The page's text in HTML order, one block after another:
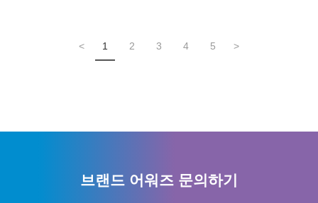
로 모든 분들이 안심하고 사용할 수 있는 화장품 브
랜드 샤갈 코스메틱이 되겠다”고 소감을 전했다.출
나아가 환경문제 개선과 건강한 삶을 추구하는 지속
가능한 라이프 스타일을 위한 식품개발을 통해 건강
관계자는 “식품 생산 과정에서 발생하는 온실가스
배출량을 약 1/3 수준으로 절감할 수 있다”며 “이런
배경으로 환경과 건강을 생각하는 소비자들은 비
< 1 2 3 4 5 >
브랜드 어워즈 문의하기